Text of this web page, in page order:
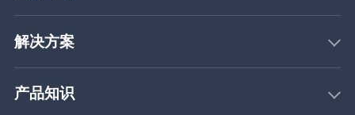
解决方案
产品知识